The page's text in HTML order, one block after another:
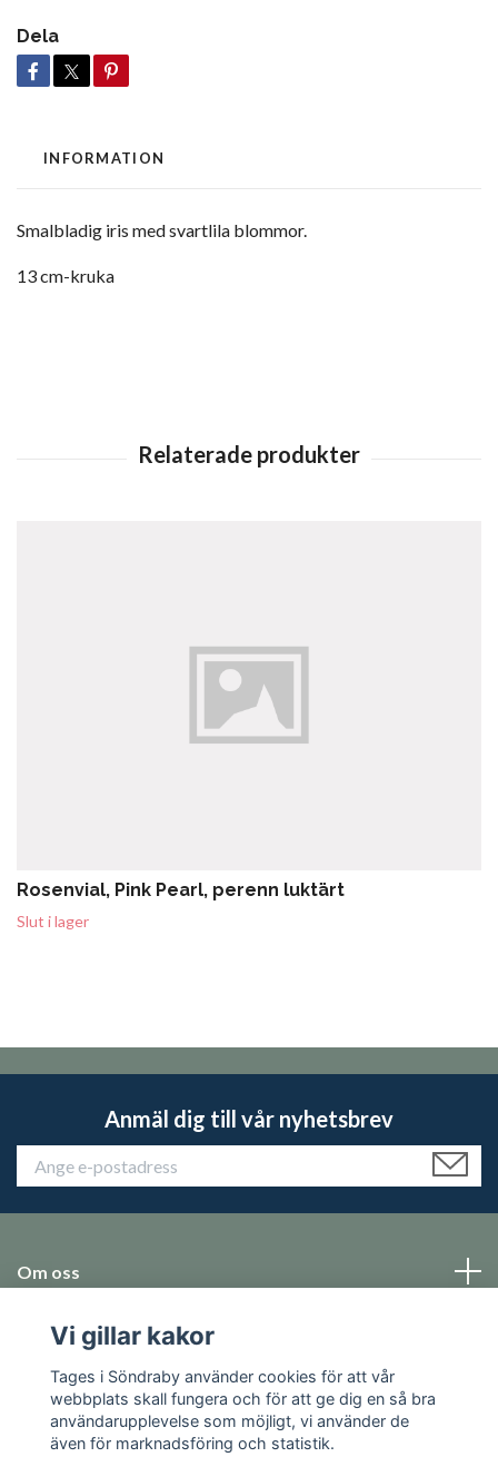
Dela
INFORMATION
Smalbladig iris med svartlila blommor.
13 cm-kruka
Rosenvial, Pink Pearl, perenn luktärt
Slut i lager
Anmäl dig till vår nyhetsbrev
Om oss
Emballage
Sociala medier
Vi gillar kakor
Tages i Söndraby använder cookies för att vår
webbplats skall fungera och för att ge dig en så bra
användarupplevelse som möjligt, vi använder de
även för marknadsföring och statistik.